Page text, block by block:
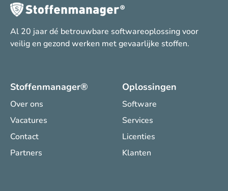
Al 20 jaar dé betrouwbare softwareoplossing voor
veilig en gezond werken met gevaarlijke stoffen.
Stoffenmanager®
Over ons
Vacatures
Contact
Partners
Oplossingen
Software
Services
Licenties
Klanten